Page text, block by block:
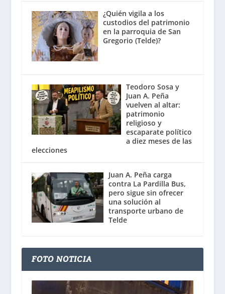
¿Quién vigila a los
custodios del patrimonio
en la parroquia de San
Gregorio (Telde)?
Teodoro Sosa y
Juan A. Peña
vuelven al altar:
patrimonio
religioso y
escaparate político
a diez meses de las
elecciones
Juan A. Peña carga
contra La Pardilla Bus,
pero sigue sin ofrecer
una solución al
transporte urbano de
Telde
FOTO NOTICIA